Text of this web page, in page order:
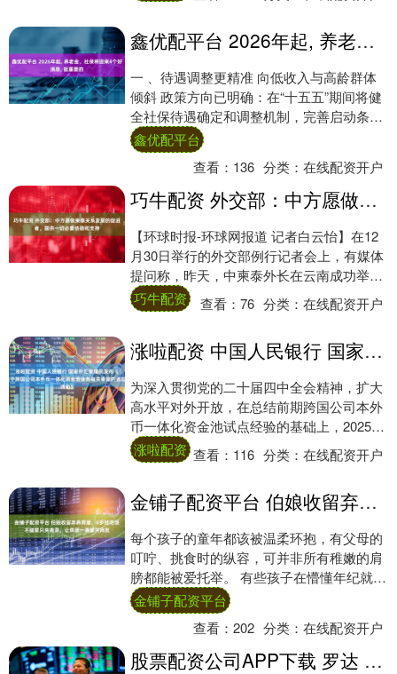
鑫优配平台 2026年起, 养老金、社保将迎来4个好消息, 挺重要的
一 、待遇调整更精准 向低收入与高龄群体
倾斜 政策方向已明确：在“十五五”期间将健
全社保待遇确定和调整机制，完善启动条件
与办法，更大力度向低收入群体倾斜，并逐
步....
鑫优配平台
查看： 136 分类：在线配资开户
巧牛配资 外交部：中方愿做柬泰关系发展的促进者，提供一切必要协助和支持
【环球时报-环球网报道 记者白云怡】在12
月30日举行的外交部例行记者会上，有媒体
提问称，昨天，中柬泰外长在云南成功举行
三方会晤，会后发表新闻公报。中方对此次
会....
巧牛配资 查看：76 分类：在线配资开户
涨啦配资 中国人民银行 国家外汇管理局发布《关于跨国公司本外币一体化资金池业务有关事宜的通知》
为深入贯彻党的二十届四中全会精神，扩大
高水平对外开放，在总结前期跨国公司本外
币一体化资金池试点经验的基础上，2025年
12月26日，中国人民银行、国家外汇管理
局....
涨啦配资 查看： 116 分类：在线配资开户
金铺子配资平台 伯娘收留弃养男童，6岁娃吃饭不碰荤只夹青菜，让鸡蛋一幕暖哭网友
每个孩子的童年都该被温柔环抱，有父母的
叮咛、挑食时的纵容，可并非所有稚嫩的肩
膀都能被爱托举。 有些孩子在懵懂年纪就被
迫学会察言观色，把委屈藏在心底，把懂事
挂在脸....
金铺子配资平台
查看：202 分类：在线配资开户
股票配资公司APP下载 罗达 JC 硬碰前进之鹰 荷乙劲旅与荷甲中游的杯赛卡位战